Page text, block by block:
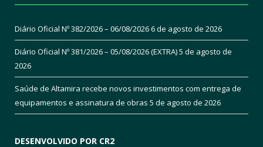
Diário Oficial Nº 382/2026 – 06/08/20266 de agosto de 2026
Diário Oficial Nº 381/2026 – 05/08/2026 (EXTRA)5 de agosto de
2026
Saúde de Altamira recebe novos investimentos com entrega de
equipamentos e assinatura de obras 5 de agosto de 2026
DESENVOLVIDO POR CR2